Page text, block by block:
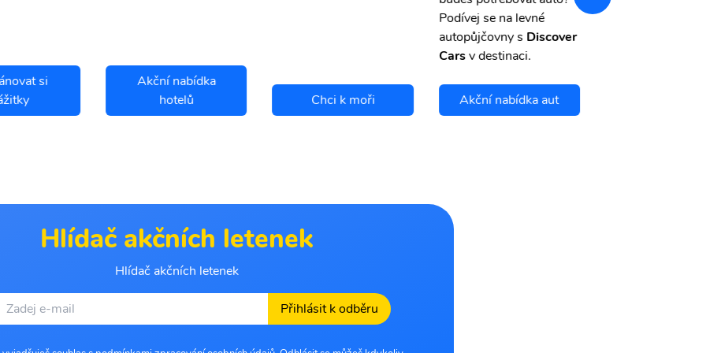
si
Akční nabídka
hotelů
Chci k moři
Podívej se na levné
autopůjčovny s Discover
Carsv destinaci.
Akční nabídka aut
Hlídač akčních letenek
Hlídač akčních letenek
Přihlásit k odběru